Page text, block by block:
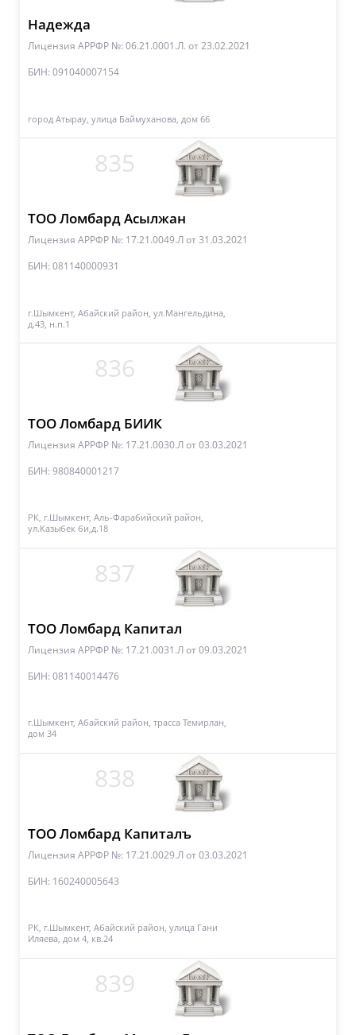
Надежда
Лицензия АРРФР №: 06.21.0001.Л. от 23.02.2021
БИН: 091040007154
город Атырау, улица Баймуханова, дом 66
835
ТОО Ломбард Асылжан
Лицензия АРРФР №: 17.21.0049.Лот 31.03.2021
БИН: 081140000931
г.Шымкент, Абайский район, ул.Мангельдина,
д.43, н.п.1
836
ТОО Ломбард БИИК
Лицензия АРРФР №: 17.21.0030.Лот 03.03.2021
БИН: 980840001217
РК, г.Шымкент, Аль-Фарабийский район,
ул.Казыбек би,д.18
837
ТОО Ломбард Капитал
Лицензия АРРФР №: 17.21.0031.Лот 09.03.2021
БИН: 081140014476
г.Шымкент, Абайский район, трасса Темирлан,
дом 34
838
ТОО Ломбард Капиталъ
Лицензия АРРФР №: 17.21.0029.Лот 03.03.2021
БИН: 160240005643
РК, г.Шымкент, Абайский район, улица Гани
Иляева, дом 4, кв.24
839